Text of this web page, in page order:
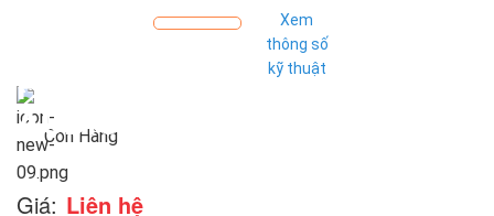
Xem
thông số
kỹ thuật
Còn Hàng
Giá: Liên hệ